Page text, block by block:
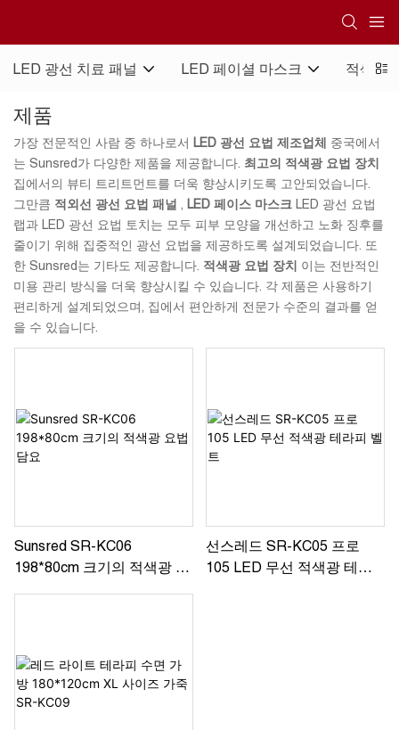
LED 광선 치료 패널 LED 페이셜 마스크 적색광
제품
가장 전문적인 사람 중 하나로서 LED 광선 요법 제조업체 중국에서
는 Sunsred가 다양한 제품을 제공합니다. 최고의 적색광 요법 장치
집에서의 뷰티 트리트먼트를 더욱 향상시키도록 고안되었습니다.
그만큼 적외선 광선 요법 패널 LED 페이스 마스크 LED 광선 요법
랩과 LED 광선 요법 토치는 모두 피부 모양을 개선하고 노화 징후를
줄이기 위해 집중적인 광선 요법을 제공하도록 설계되었습니다. 또
한 Sunsred는 기타도 제공합니다. 적색광 요법 장치 이는 전반적인
미용 관리 방식을 더욱 향상시킬 수 있습니다. 각 제품은 사용하기
편리하게 설계되었으며, 집에서 편안하게 전문가 수준의 결과를 얻
을 수 있습니다.
Sunsred SR-KC06
198*80cm 크기의 적색광 요
선스레드 SR-KC05 프로
105 LED 무선 적색광 테라